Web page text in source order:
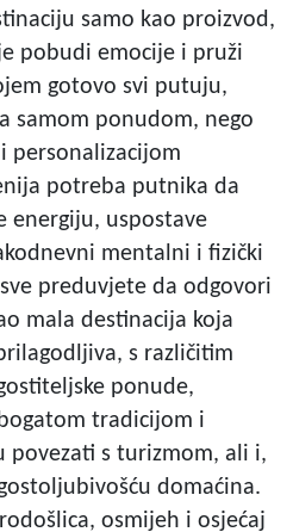
samo kao proizvod,
pobudi emocije i pruži
gotovo svi putuju,
samom ponudom, nego
personalizacijom
potreba putnika da
energiju, uspostave
mentalni i fizički
preduvjete da odgovori
mala destinacija koja
s različitim
ponude,
tradicijom i
povezati s turizmom, ali i,
domaćina.
osmijeh i osjećaj